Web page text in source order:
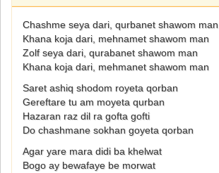
Chashme seya dari, qurbanet shawom man
Khana koja dari, mehnamet shawom man
Zolf seya dari, qurabanet shawom man
Khana koja dari, mehmanet shawom man
Saret ashiq shodom royeta qorban
Gereftare tu am moyeta qurban
Hazaran raz dil ra gofta gofti
Do chashmane sokhan goyeta qorban
Agar yare mara didi ba khelwat
Bogo ay bewafaye be morwat